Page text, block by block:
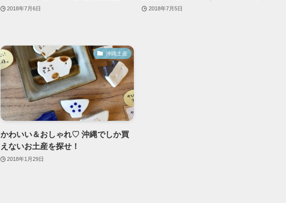
2018年7月6日 2018年7月5日
沖縄土産
かわいい＆おしゃれ♡ 沖縄でしか買
えないお土産を探せ！
2018年1月29日